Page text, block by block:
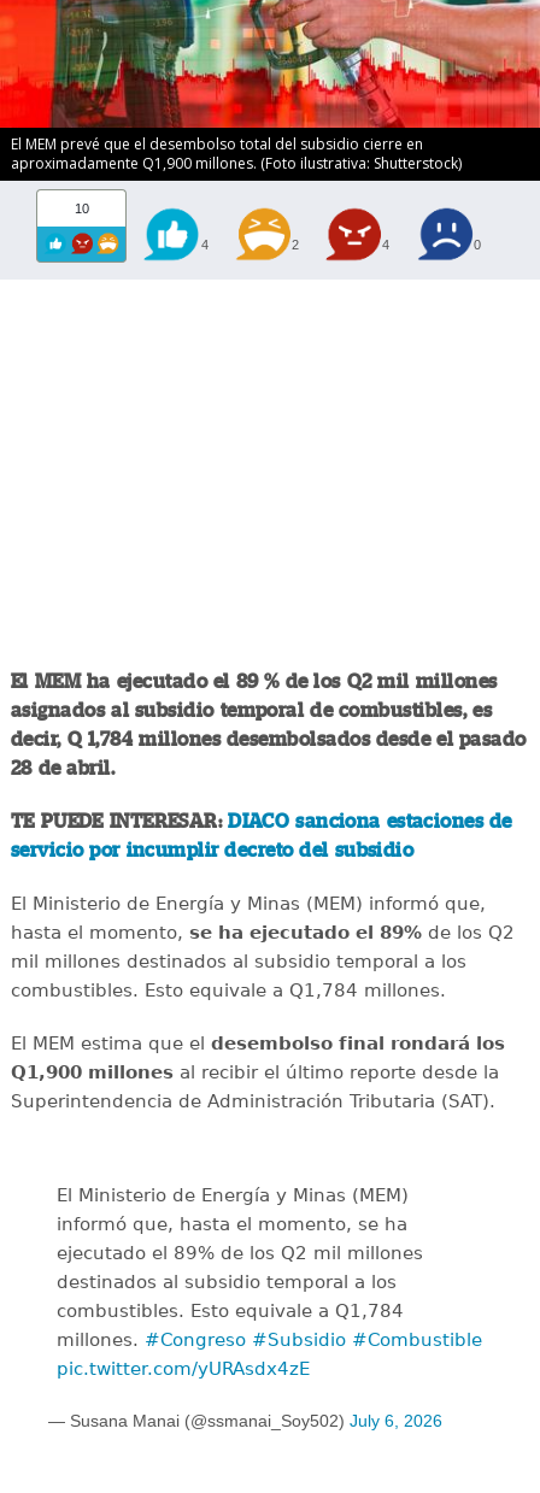
El MEM prevé que el desembolso total del subsidio cierre en
aproximadamente Q1,900 millones. (Foto ilustrativa: Shutterstock)
10
4 2 4 0
El MEM ha ejecutado el 89 % de los Q2 mil millones
asignados al subsidio temporal de combustibles, es
decir, Q 1,784 millones desembolsados desde el pasado
28 de abril.
TE PUEDE INTERESAR:DIACO sanciona estaciones de
servicio por incumplir decreto del subsidio
El Ministerio de Energía y Minas (MEM) informó que,
hasta el momento, se ha ejecutado el 89%de los Q2
mil millones destinados al subsidio temporal a los
combustibles. Esto equivale a Q1,784 millones.
El MEM estima que el desembolso final rondará los
Q1,900 millonesal recibir el último reporte desde la
Superintendencia de Administración Tributaria (SAT).
El Ministerio de Energía y Minas (MEM)
informó que, hasta el momento, se ha
ejecutado el 89% de los Q2 mil millones
destinados al subsidio temporal a los
combustibles. Esto equivale a Q1,784
millones. #Congreso #Subsidio #Combustible
pic.twitter.com/yURAsdx4zE
— Susana Manai (@ssmanai_Soy502) July 6, 2026